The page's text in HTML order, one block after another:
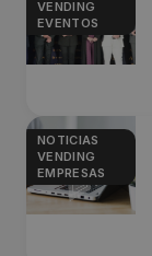
VENDING
EVENTOS
NOTICIAS
VENDING
EMPRESAS